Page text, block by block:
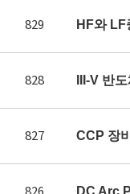
829 HF와
828 III-V 반
827 CCP 장
DC Arc